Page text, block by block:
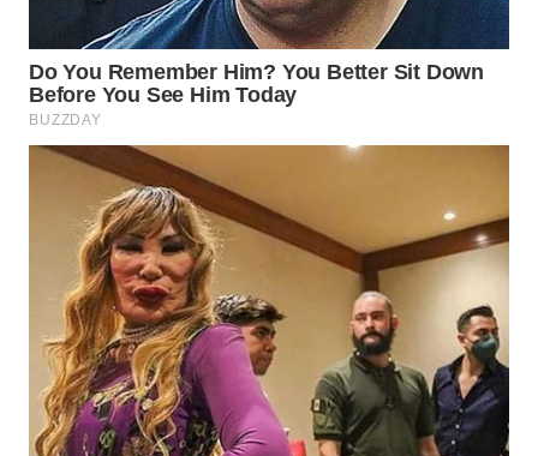
WN
TAPANULI
TENGAH
WN DELI
SERDANG
WN
TEBING
TINGGI
WN
PAKPAK
WN